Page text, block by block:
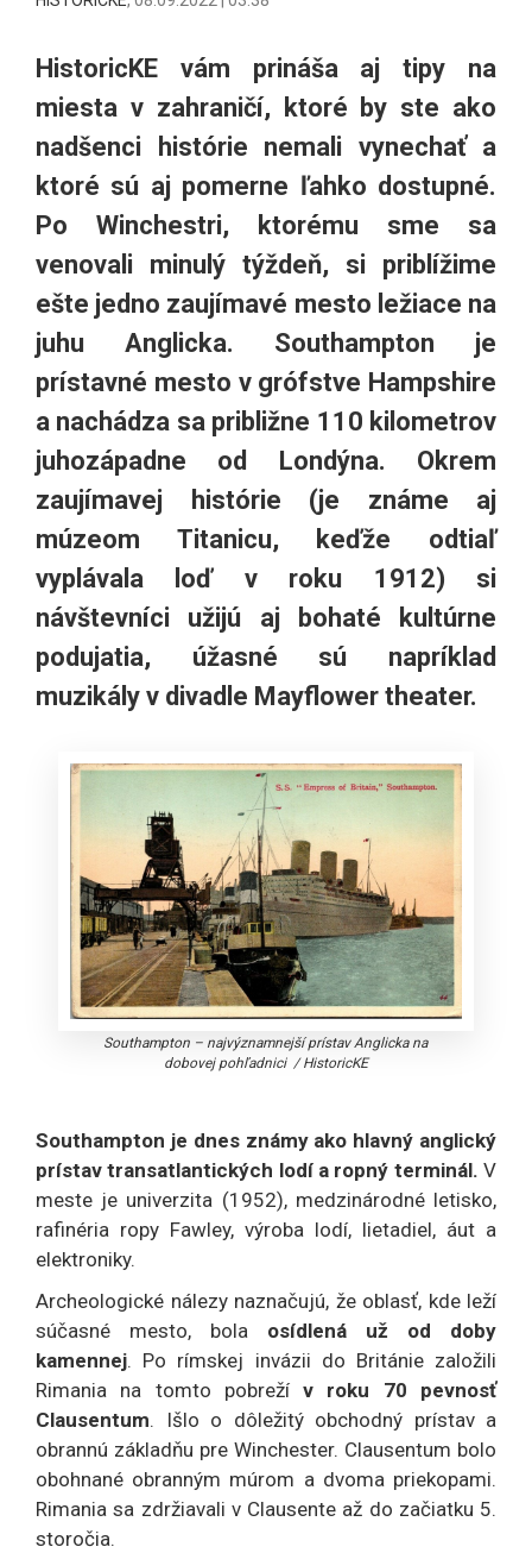
HistoricKE vám prináša aj tipy na
miesta v zahraničí, ktoré by ste ako
nadšenci histórie nemali vynechať a
ktoré sú aj pomerne ľahko dostupné.
Po Winchestri, ktorému sme sa
venovali minulý týždeň, si priblížime
ešte jedno zaujímavé mesto ležiace na
juhu Anglicka. Southampton je
prístavné mesto v grófstve Hampshire
a nachádza sa približne 110 kilometrov
juhozápadne od Londýna. Okrem
zaujímavej histórie (je známe aj
múzeom Titanicu, keďže odtiaľ
vyplávala loď v roku 1912) si
návštevníci užijú aj bohaté kultúrne
podujatia, úžasné sú napríklad
muzikály v divadle Mayflower theater.
Southampton – najvýznamnejší prístav Anglicka na
dobovej pohľadnici /HistoricKE
Southampton je dnes známy ako hlavný anglický
prístav transatlantických lodí a ropný terminál. V
meste je univerzita (1952), medzinárodné letisko,
rafinéria ropy Fawley, výroba lodí, lietadiel, áut a
elektroniky.
Archeologické nálezy naznačujú, že oblasť, kde leží
súčasné mesto, bola osídlená už od doby
kamennej. Po rímskej invázii do Británie založili
Rimania na tomto pobrežív roku 70 pevnosť
Clausentum. Išlo o dôležitý obchodný prístav a
obrannú základňu pre Winchester. Clausentum bolo
obohnané obranným múrom a dvoma priekopami.
Rimania sa zdržiavali v Clausente až do začiatku 5.
storočia.